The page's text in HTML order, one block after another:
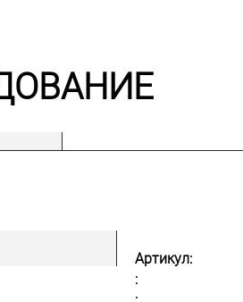
Артикул:
: